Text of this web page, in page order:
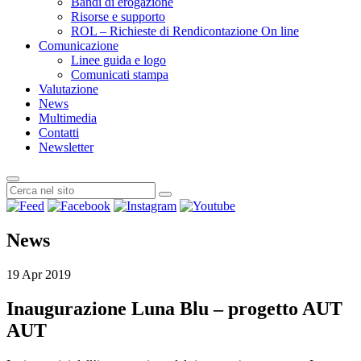
Risorse e supporto
ROL – Richieste di Rendicontazione On line
Comunicazione
Linee guida e logo
Comunicati stampa
Valutazione
News
Multimedia
Contatti
Newsletter
News
19 Apr 2019
Inaugurazione Luna Blu – progetto AUT
AUT